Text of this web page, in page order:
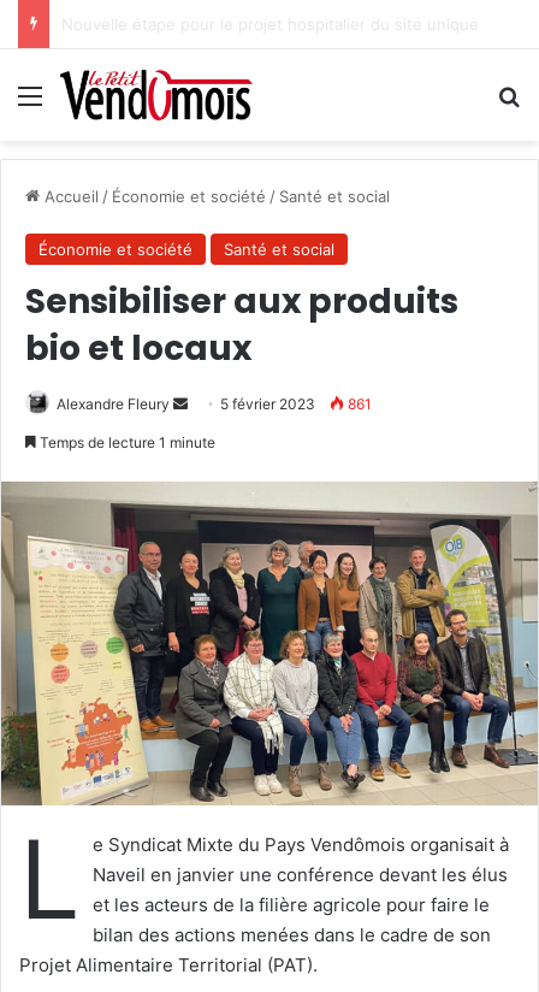
Des projets futurs pour les aidants
Menu
Accueil / Économie et société / Santé et social
Économie et société Santé et social
Sensibiliser aux produits
bio et locaux
Alexandre Fleury
y
e
r
u
n
c
o
u
r
r
i
e
5 février 2023 861
Temps de lecture 1 minute
L
e Syndicat Mixte du Pays Vendômois organisait à
Naveil en janvier une conférence devant les élus
et les acteurs de la filière agricole pour faire le
bilan des actions menées dans le cadre de son
Projet Alimentaire Territorial (PAT).